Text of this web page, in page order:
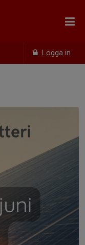
Logga in